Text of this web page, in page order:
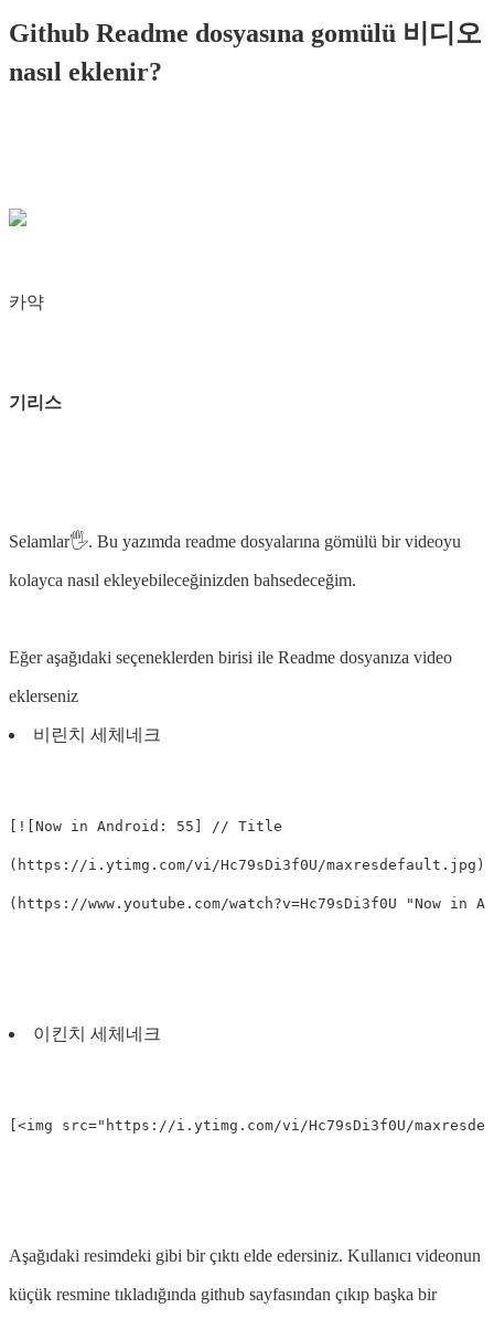
Github Readme dosyasına gomülü 비디오
nasıl eklenir?
카약
기리스
Selamlar🖐. Bu yazımda readme dosyalarına gömülü bir videoyu
kolayca nasıl ekleyebileceğinizden bahsedeceğim.
Eğer aşağıdaki seçeneklerden birisi ile Readme dosyanıza video
eklerseniz
비린치 세체네크
[![Now in Android: 55] // Title
(https://i.ytimg.com/vi/Hc79sDi3f0U/
이킨치 세체네크
Aşağıdaki resimdeki gibi bir çıktı elde edersiniz. Kullanıcı videonun
küçük resmine tıkladığında github sayfasından çıkıp başka bir